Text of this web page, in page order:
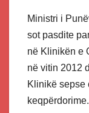
Ministri i
sot pasdite
në Klinikën e
në vitin 2012
Klinikë sepse
keqpërdorime.